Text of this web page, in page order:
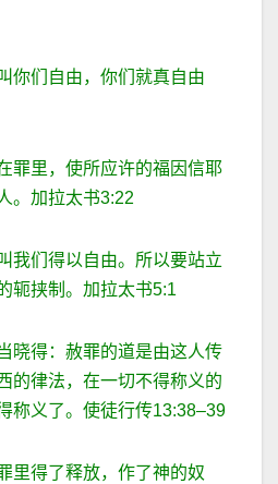
你们自由，你们就真自由
罪里，使所应许的福因信耶
。加拉太书3:22
我们得以自由。所以要站立
轭挟制。加拉太书5:1
晓得：赦罪的道是由这人传
的律法，在一切不得称义的
称义了。使徒行传13:38–39
里得了释放，作了神的奴